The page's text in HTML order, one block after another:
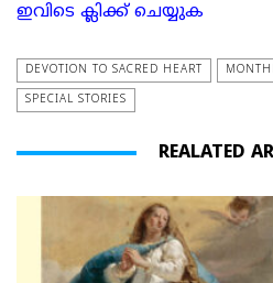
ഇവിടെ ക്ലിക്ക് ചെയ്യുക
DEVOTION TO SACRED HEART
SPECIAL STORIES
REALATED